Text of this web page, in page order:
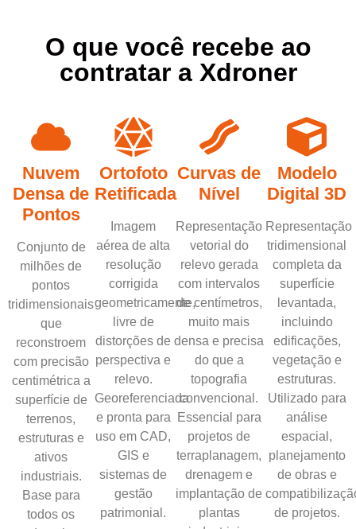
O que você recebe ao
contratar a Xdroner
Nuvem
Densa de
Pontos
Conjunto de
milhões de
pontos
tridimensionais
que
reconstroem
com precisão
centimétrica a
superfície de
terrenos,
estruturas e
ativos
industriais.
Base para
todos os
Ortofoto
Retificada
Imagem
aérea de alta
resolução
corrigida
geometricamente,
livre de
distorções de
perspectiva e
relevo.
Georeferenciada
e pronta para
uso em CAD,
GIS e
sistemas de
gestão
patrimonial.
Curvas de
Nível
Representação
vetorial do
relevo gerada
com intervalos
de centímetros,
muito mais
densa e precisa
do que a
topografia
convencional.
Essencial para
projetos de
terraplanagem,
drenagem e
implantação de
plantas
Modelo
Digital 3D
Representação
tridimensional
completa da
superfície
levantada,
incluindo
edificações,
vegetação e
estruturas.
Utilizado para
análise
espacial,
planejamento
de obras e
de projetos.